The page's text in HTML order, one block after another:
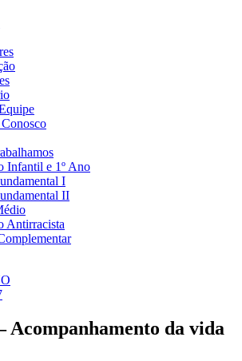
Infantil e 1º Ano
I
II
Antirracista
Acompanhamento da vida